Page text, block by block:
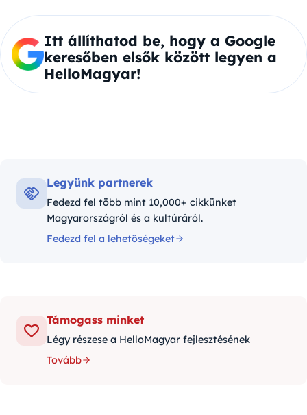
Itt állíthatod be, hogy a Google
keresőben elsők között legyen a
HelloMagyar!
Legyünk partnerek
Fedezd fel több mint 10,000+ cikkünket
Magyarországról és a kultúráról.
Fedezd fel a lehetőségeket
Támogass minket
Légy részese a HelloMagyar fejlesztésének
Tovább